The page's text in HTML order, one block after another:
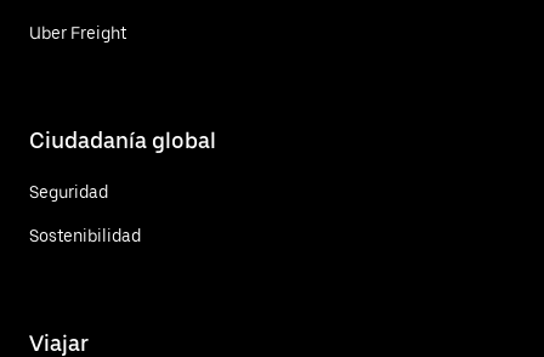
Uber Freight
Ciudadanía global
Seguridad
Sostenibilidad
Viajar